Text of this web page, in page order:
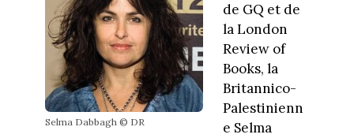
Selma Dabbagh © DR
de GQ et de
la London
Review of
Books, la
Britannico-
Palestinienn
e Selma